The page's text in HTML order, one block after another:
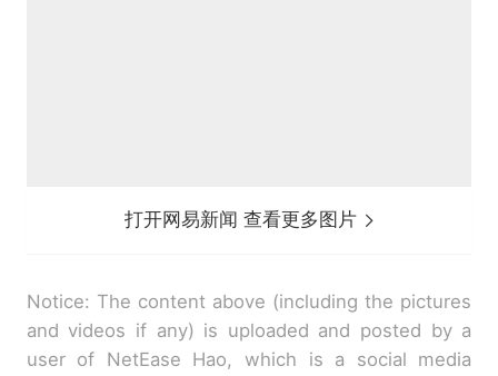
打开网易新闻 查看更多图片
Notice: The content above (including the pictures
and videos if any) is uploaded and posted by a
user of NetEase Hao, which is a social media